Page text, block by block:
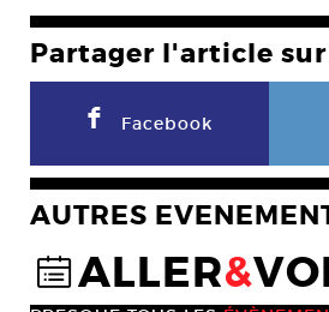
Partager l'article sur
F Facebook
AUTRES
@ALLER&